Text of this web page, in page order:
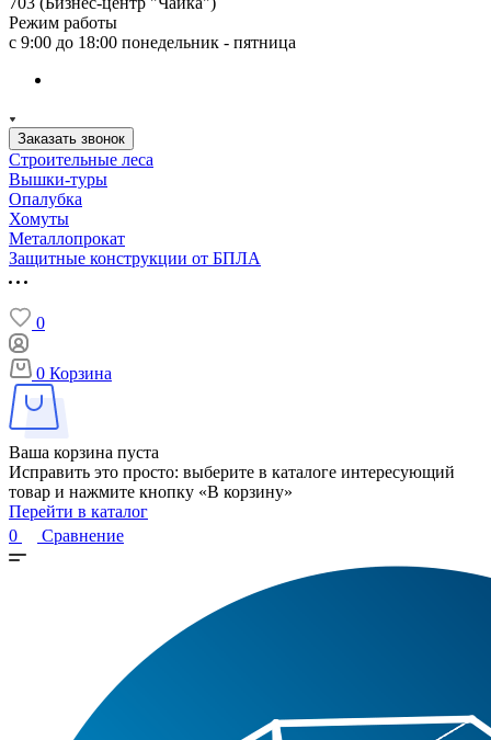
Режим работы
с 9:00 до 18:00 понедельник - пятница
Заказать звонок
Строительные леса
Вышки-туры
Опалубка
Хомуты
Металлопрокат
Защитные конструкции от БПЛА
0
0 Корзина
Ваша корзина пуста
Исправить это просто: выберите в каталоге интересующий
товар и нажмите кнопку «В корзину»
Перейти в каталог
0
Сравнение